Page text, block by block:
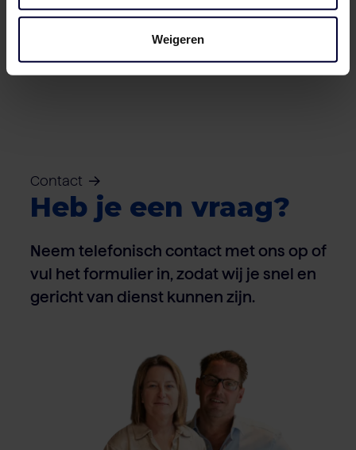
Weigeren
Dozen – Varken
Contact
Heb je een vraag?
Neem telefonisch contact met ons op of
vul het formulier in, zodat wij je snel en
gericht van dienst kunnen zijn.